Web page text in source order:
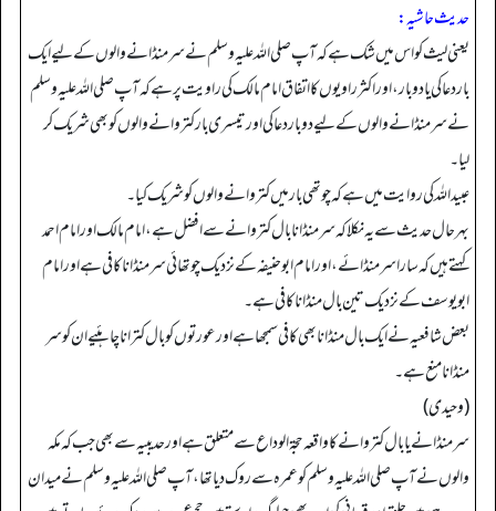
حدیث حاشیہ:
یعنی لیث کو اس میں شک ہے کہ آپ صلی اللہ علیہ وسلم نے سر منڈانے والوں کے لیے ایک
بار دعا کی یا دو بار، اور اکثر راویوں کا اتفاق امام مالک کی راویت پر ہے کہ آپ صلی اللہ علیہ وسلم
نے سر منڈانے والوں کے لیے دو بار دعا کی اور تیسری بار کتروانے والوں کو بھی شریک کر
لیا۔
عبید اللہ کی روایت میں ہے کہ چوتھی بار میں کتروانے والوں کو شریک کیا۔
بہرحال حدیث سے یہ نکلا کہ سر منڈانا بال کتروانے سے افضل ہے، امام مالک اور امام احمد
کہتے ہیں کہ سارا سر منڈائے، اور امام ابوحنیفہ کے نزدیک چوتھائی سر منڈانا کافی ہے اور امام
ابویوسف کے نزدیک تین بال منڈانا کافی ہے۔
بعض شافعیہ نے ایک بال منڈانا بھی کافی سمجھا ہے اور عورتوں کو بال کترانا چاہئیے ان کو سر
منڈانا منع ہے۔
(وحیدی)
سر منڈانے یا بال کتروانے کا واقعہ حجۃ الوداع سے متعلق ہے اور حدیبیہ سے بھی جب کہ مکہ
والوں نے آپ صلی اللہ علیہ وسلم کو عمرہ سے روک دیا تھا، آپ صلی اللہ علیہ وسلم نے میدان